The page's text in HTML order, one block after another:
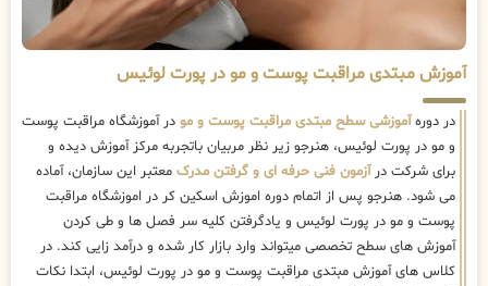
آموزش مبتدی مراقبت پوست و مو در پورت لوئیس
در دورهآموزشی سطح مبتدی مراقبت پوست و مو در آموزشگاه مراقبت پوست
و مو در پورت لوئیس، هنرجو زیر نظر مربیان باتجربه مرکز آموزش دیده و
برای شرکت درآزمون فنی حرفه ای و گرفتن مدرک معتبر این سازمان، آماده
می شود. هنرجو پس از اتمام دوره اموزش اسکین کر در اموزشگاه مراقبت
پوست و مو در پورت لوئیس و یادگرفتن کلیه سر فصل ها و طی کردن
آموزش های سطح تخصصی میتواند وارد بازار کار شده و درآمد زایی کند. در
کلاس های آموزش مبتدی مراقبت پوست و مو در پورت لوئیس، ابتدا نکات